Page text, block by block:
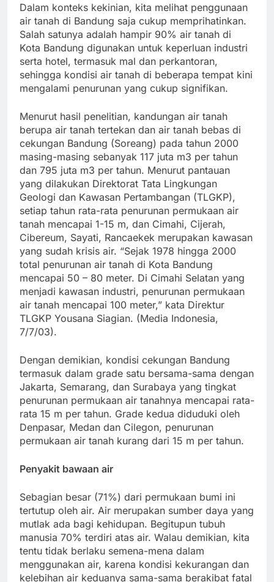
Dalam konteks kekinian, kita melihat penggunaan
air tanah di Bandung saja cukup memprihatinkan.
Salah satunya adalah hampir 90% air tanah di
Kota Bandung digunakan untuk keperluan industri
serta hotel, termasuk mal dan perkantoran,
sehingga kondisi air tanah di beberapa tempat kini
mengalami penurunan yang cukup signifikan.
Menurut hasil penelitian, kandungan air tanah
berupa air tanah tertekan dan air tanah bebas di
cekungan Bandung (Soreang) pada tahun 2000
masing-masing sebanyak 117 juta m3 per tahun
dan 795 juta m3 per tahun. Menurut pantauan
yang dilakukan Direktorat Tata Lingkungan
Geologi dan Kawasan Pertambangan (TLGKP),
setiap tahun rata-rata penurunan permukaan air
tanah mencapai 1-15 m, dan Cimahi, Cijerah,
Cibereum, Sayati, Rancaekek merupakan kawasan
yang sudah krisis air. “Sejak 1978 hingga 2000
total penurunan air tanah di Kota Bandung
mencapai 50 – 80 meter. Di Cimahi Selatan yang
menjadi kawasan industri, penurunan permukaan
air tanah mencapai 100 meter,” kata Direktur
TLGKP Yousana Siagian. (Media Indonesia,
7/7/03).
Dengan demikian, kondisi cekungan Bandung
termasuk dalam grade satu bersama-sama dengan
Jakarta, Semarang, dan Surabaya yang tingkat
penurunan permukaan air tanahnya mencapai rata-
rata 15 m per tahun. Grade kedua diduduki oleh
Denpasar, Medan dan Cilegon, penurunan
permukaan air tanah kurang dari 15 m per tahun.
Penyakit bawaan air
Sebagian besar (71%) dari permukaan bumi ini
tertutup oleh air. Air merupakan sumber daya yang
mutlak ada bagi kehidupan. Begitupun tubuh
manusia 70% terdiri atas air. Walau demikian, kita
tentu tidak berlaku semena-mena dalam
menggunakan air, karena kondisi kekurangan dan
kelebihan air keduanya sama-sama berakibat fatal